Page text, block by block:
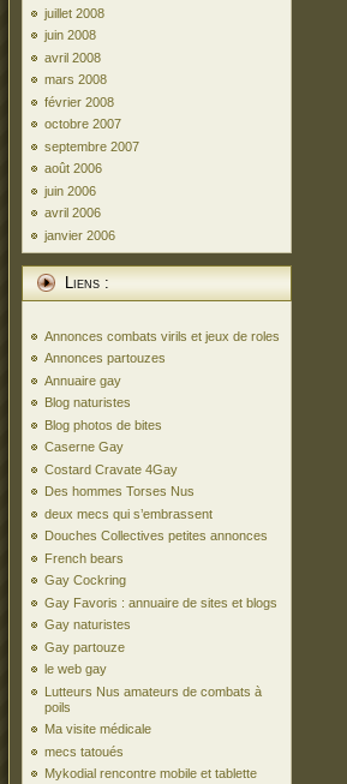
juillet 2008
juin 2008
avril 2008
mars 2008
février 2008
octobre 2007
septembre 2007
août 2006
juin 2006
avril 2006
janvier 2006
Liens :
Annonces combats virils et jeux de roles
Annonces partouzes
Annuaire gay
Blog naturistes
Blog photos de bites
Caserne Gay
Costard Cravate 4Gay
Des hommes Torses Nus
deux mecs qui s’embrassent
Douches Collectives petites annonces
French bears
Gay Cockring
Gay Favoris : annuaire de sites et blogs
Gay naturistes
Gay partouze
le web gay
Lutteurs Nus amateurs de combats à
poils
Ma visite médicale
mecs tatoués
Mykodial rencontre mobile et tablette